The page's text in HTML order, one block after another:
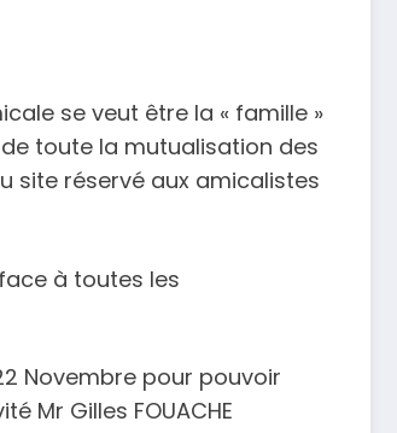
se veut être la « famille »
toute la mutualisation des
site réservé aux amicalistes
à toutes les
Novembre pour pouvoir
Mr Gilles FOUACHE